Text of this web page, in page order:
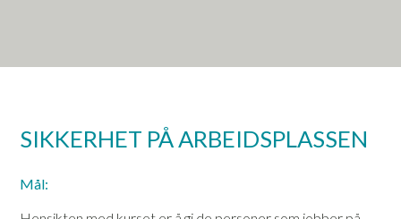
SIKKERHET PÅ ARBEIDSPLASSEN
Mål: